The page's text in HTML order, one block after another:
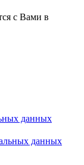
с Вами в
данных
данных